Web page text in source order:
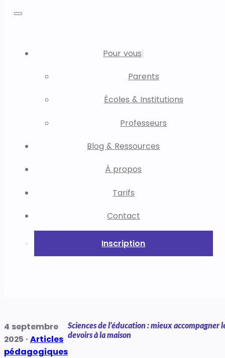
Pour vous
Parents
Écoles & Institutions
Professeurs
Blog & Ressources
À propos
Tarifs
Contact
Inscription
4 septembre
2025 · Articles
pédagogiques
Sciences de l’éducation : mieux accompagner
devoirs à la maison